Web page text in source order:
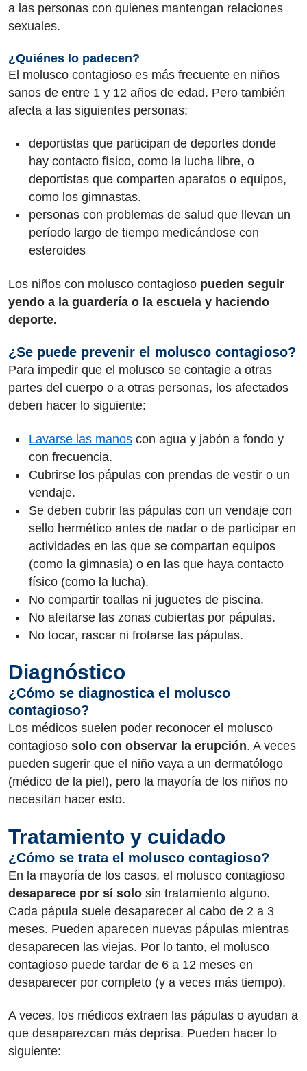
a las personas con quienes mantengan relaciones
sexuales.
¿Quiénes lo padecen?
El molusco contagioso es más frecuente en niños
sanos de entre 1 y 12 años de edad. Pero también
afecta a las siguientes personas:
deportistas que participan de deportes donde
hay contacto físico, como la lucha libre, o
deportistas que comparten aparatos o equipos,
como los gimnastas.
personas con problemas de salud que llevan un
período largo de tiempo medicándose con
esteroides
Los niños con molusco contagioso pueden seguir
yendo a la guardería o la escuela y haciendo
deporte.
¿Se puede prevenir el molusco contagioso?
Para impedir que el molusco se contagie a otras
partes del cuerpo o a otras personas, los afectados
deben hacer lo siguiente:
Lavarse las manos con agua y jabón a fondo y
con frecuencia.
Cubrirse los pápulas con prendas de vestir o un
vendaje.
Se deben cubrir las pápulas con un vendaje con
sello hermético antes de nadar o de participar en
actividades en las que se compartan equipos
(como la gimnasia) o en las que haya contacto
físico (como la lucha).
No compartir toallas ni juguetes de piscina.
No afeitarse las zonas cubiertas por pápulas.
No tocar, rascar ni frotarse las pápulas.
Diagnóstico
¿Cómo se diagnostica el molusco
contagioso?
Los médicos suelen poder reconocer el molusco
contagioso solo con observar la erupción. A veces
pueden sugerir que el niño vaya a un dermatólogo
(médico de la piel), pero la mayoría de los niños no
necesitan hacer esto.
Tratamiento y cuidado
¿Cómo se trata el molusco contagioso?
En la mayoría de los casos, el molusco contagioso
desaparece por sí solo sin tratamiento alguno.
Cada pápula suele desaparecer al cabo de 2 a 3
meses. Pueden aparecen nuevas pápulas mientras
desaparecen las viejas. Por lo tanto, el molusco
contagioso puede tardar de 6 a 12 meses en
desaparecer por completo (y a veces más tiempo).
A veces, los médicos extraen las pápulas o ayudan a
que desaparezcan más deprisa. Pueden hacer lo
siguiente: